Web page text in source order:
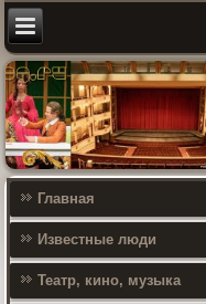
Главная
Известные люди
Театр, кино, музыка